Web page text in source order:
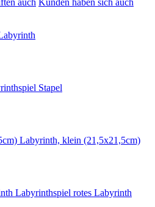
auch Kunden haben sich auch
Stapel
Labyrinth, klein (21,5x21,5cm)
Labyrinthspiel rotes Labyrinth